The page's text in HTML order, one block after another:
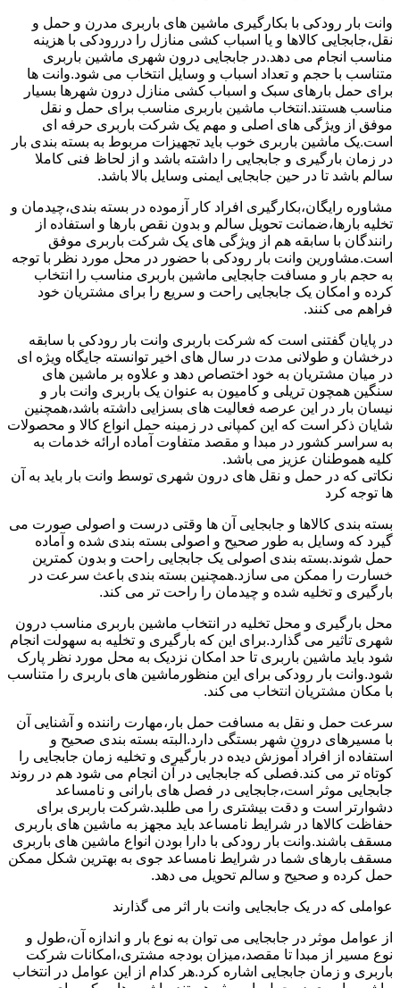
وانت بار رودکی با بکارگیری ماشین های باربری مدرن و حمل و
نقل،جابجایی کالاها و یا اسباب کشی منازل را دررودکی با هزینه
مناسب انجام می دهد.در جابجایی درون شهری ماشین باربری
متناسب با حجم و تعداد اسباب و وسایل انتخاب می شود.وانت ها
برای حمل بارهای سبک و اسباب کشی منازل درون شهرها بسیار
مناسب هستند.انتخاب ماشین باربری مناسب برای حمل و نقل
موفق از ویژگی های اصلی و مهم یک شرکت باربری حرفه ای
است.یک ماشین باربری خوب باید تجهیزات مربوط به بسته بندی بار
در زمان بارگیری و جابجایی را داشته باشد و از لحاظ فنی کاملا
سالم باشد تا در حین جابجایی ایمنی وسایل بالا باشد.
مشاوره رایگان،بکارگیری افراد کار آزموده در بسته بندی،چیدمان و
تخلیه بارها،ضمانت تحویل سالم و بدون نقص بارها و استفاده از
رانندگان با سابقه هم از ویژگی های یک شرکت باربری موفق
است.مشاورین وانت بار رودکی با حضور در محل مورد نظر با توجه
به حجم بار و مسافت جابجایی ماشین باربری مناسب را انتخاب
کرده و امکان یک جابجایی راحت و سریع را برای مشتریان خود
فراهم می کنند.
در پایان گفتنی است که شرکت باربری وانت بار رودکی با سابقه
درخشان و طولانی مدت در سال های اخیر توانسته جایگاه ویژه ای
در میان مشتریان به خود اختصاص دهد و علاوه بر ماشین های
سنگین همچون تریلی و کامیون به عنوان یک باربری وانت بار و
نیسان بار در این عرصه فعالیت های بسزایی داشته باشد،همچنین
شایان ذکر است که این کمپانی در زمینه حمل انواع کالا و محصولات
به سراسر کشور در مبدا و مقصد متفاوت آماده ارائه خدمات به
کلیه هموطنان عزیز می باشد.
نکاتی که در حمل و نقل های درون شهری توسط وانت بار باید به آن
ها توجه کرد
بسته بندی کالاها و جابجایی آن ها وقتی درست و اصولی صورت می
گیرد که وسایل به طور صحیح و اصولی بسته بندی شده و آماده
حمل شوند.بسته بندی اصولی یک جابجایی راحت و بدون کمترین
خسارت را ممکن می سازد.همچنین بسته بندی باعث سرعت در
بارگیری و تخلیه شده و چیدمان را راحت تر می کند.
محل بارگیری و محل تخلیه در انتخاب ماشین باربری مناسب درون
شهری تاثیر می گذارد.برای این که بارگیری و تخلیه به سهولت انجام
شود باید ماشین باربری تا حد امکان نزدیک به محل مورد نظر پارک
شود.وانت بار رودکی برای این منظورماشین های باربری را متناسب
با مکان مشتریان انتخاب می کند.
سرعت حمل و نقل به مسافت حمل بار،مهارت راننده و آشنایی آن
با مسیرهای درون شهر بستگی دارد.البته بسته بندی صحیح و
استفاده از افراد آموزش دیده در بارگیری و تخلیه زمان جابجایی را
کوتاه تر می کند.فصلی که جابجایی در آن انجام می شود هم در روند
جابجایی موثر است،جابجایی در فصل های بارانی و نامساعد
دشوارتر است و دقت بیشتری را می طلبد.شرکت باربری برای
حفاظت کالاها در شرایط نامساعد باید مجهز به ماشین های باربری
مسقف باشند.وانت بار رودکی با دارا بودن انواع ماشین های باربری
مسقف بارهای شما در شرایط نامساعد جوی به بهترین شکل ممکن
حمل کرده و صحیح و سالم تحویل می دهد.
عواملی که در یک جابجایی وانت بار اثر می گذارند
از عوامل موثر در جابجایی می توان به نوع بار و اندازه آن،طول و
نوع مسیر از مبدا تا مقصد،میزان بودجه مشتری،امکانات شرکت
باربری و زمان جابجایی اشاره کرد.هر کدام از این عوامل در انتخاب